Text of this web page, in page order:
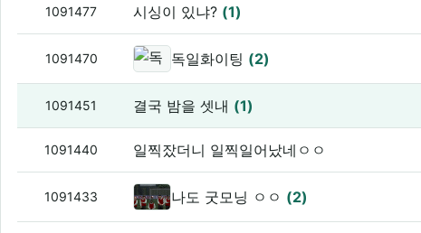
1091477 시싱이 있냐? (1)
1091470 독일화이팅 (2)
1091451 결국 밤을 셋내 (1)
1091440 일찍잤더니 일찍일어났네ㅇㅇ
1091433 나도 굿모닝 ㅇㅇ (2)